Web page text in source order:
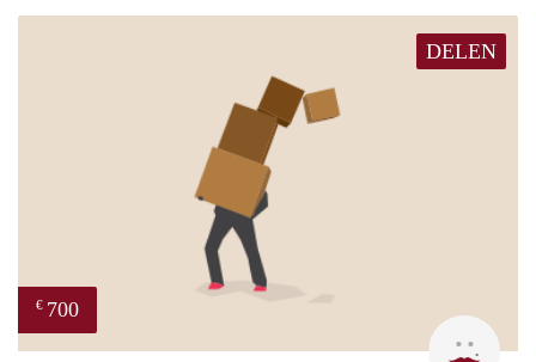
DELEN
€ 700